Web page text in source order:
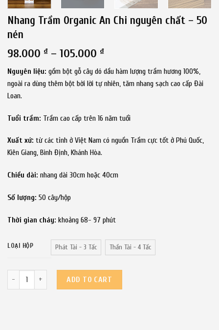
Nhang Trầm Organic An Chi nguyên chất – 50
nén
98.000 ₫ – 105.000 ₫
Nguyên liệu: gồm bột gỗ cây dó dầu hàm lượng trầm hương 100%,
ngoài ra dùng thêm bột bời lời tự nhiên, tăm nhang sạch cao cấp Đài
Loan.
Tuổi trầm: Trầm cao cấp trên 16 năm tuổi
Xuất xứ: từ các tỉnh ở Việt Nam có nguồn Trầm cực tốt ở Phú Quốc,
Kiên Giang, Bình Định, Khánh Hòa.
Chiều dài: nhang dài 30cm hoặc 40cm
Số lượng: 50 cây/hộp
Thời gian cháy: khoảng 68- 97 phút
LOẠI HỘP Phát Tài - 3 Tấc Thần Tài - 4 Tấc
Nhang Trầm Organic An Chi nguyên chất - 50 nén quantity
ADD TO CART